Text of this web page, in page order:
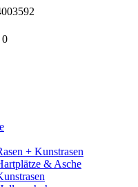
0
+ Kunstrasen
& Asche